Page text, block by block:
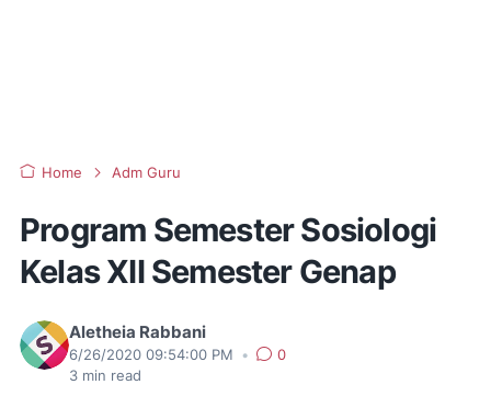
Home Adm Guru
Program Semester Sosiologi
Kelas XII Semester Genap
Aletheia Rabbani
6/26/2020 09:54:00 PM •
0
3 min read